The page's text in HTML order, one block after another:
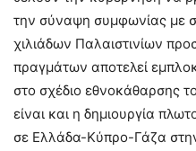
την σύναψη συμφωνίας με
χιλιάδων Παλαιστινίων
πραγμάτων αποτελεί
στο σχέδιο εθνοκάθαρσης
είναι και η δημιουργία
σε Ελλάδα-Κύπρο-Γάζα